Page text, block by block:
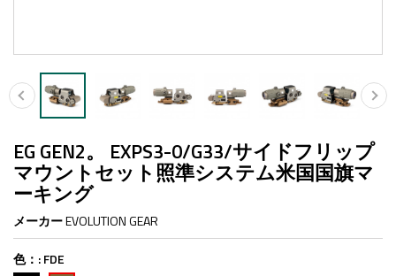
EG GEN2。 EXPS3-0/G33/サイドフリップ
マウントセット照準システム米国国旗マ
ーキング
メーカーEVOLUTION GEAR
色：:FDE